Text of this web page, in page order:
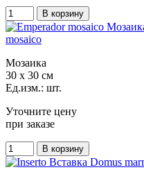
mosaico
Мозаика
30 x 30 см
Ед.изм.: шт.
Уточните цену
при заказе